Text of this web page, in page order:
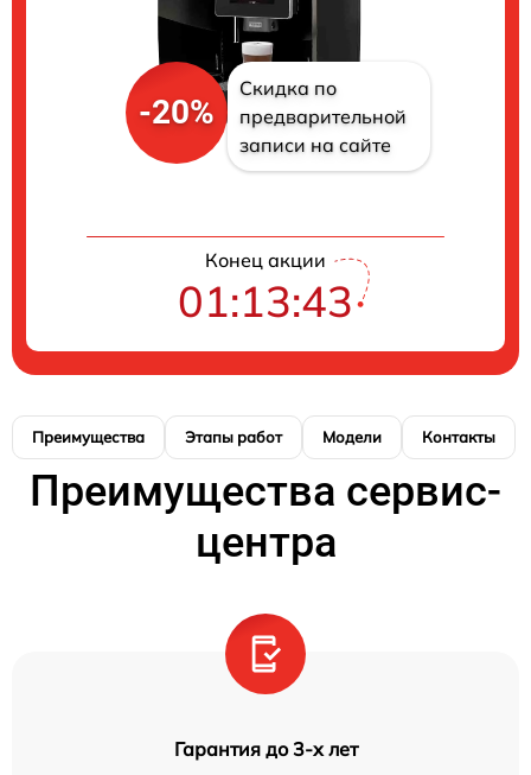
-20%
Скидка по
предварительной
записи на сайте
Конец акции
01:13:42
Преимущества Этапы работ Модели Контакты
Преимущества сервис-
центра
Гарантия до 3-х лет